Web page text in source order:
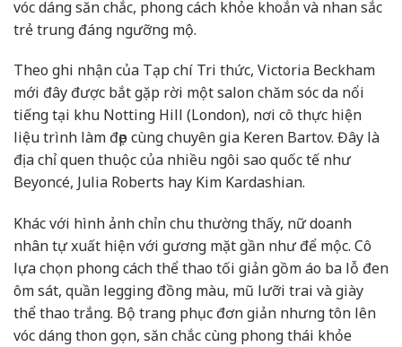
vóc dáng săn chắc, phong cách khỏe khoắn và nhan sắc
trẻ trung đáng ngưỡng mộ.
Theo ghi nhận của Tạp chí Tri thức, Victoria Beckham
mới đây được bắt gặp rời một salon chăm sóc da nổi
tiếng tại khu Notting Hill (London), nơi cô thực hiện
liệu trình làm đẹp cùng chuyên gia Keren Bartov. Đây là
địa chỉ quen thuộc của nhiều ngôi sao quốc tế như
Beyoncé, Julia Roberts hay Kim Kardashian.
Khác với hình ảnh chỉn chu thường thấy, nữ doanh
nhân tự xuất hiện với gương mặt gần như để mộc. Cô
lựa chọn phong cách thể thao tối giản gồm áo ba lỗ đen
ôm sát, quần legging đồng màu, mũ lưỡi trai và giày
thể thao trắng. Bộ trang phục đơn giản nhưng tôn lên
vóc dáng thon gọn, săn chắc cùng phong thái khỏe